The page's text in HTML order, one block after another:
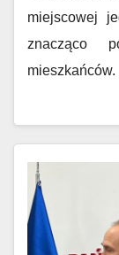
miejscowej
znacząco